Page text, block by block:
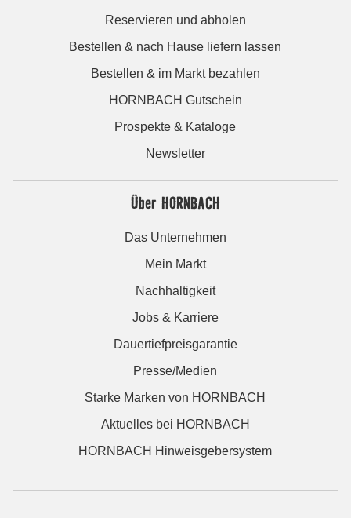
Reservieren und abholen
Bestellen & nach Hause liefern lassen
Bestellen & im Markt bezahlen
HORNBACH Gutschein
Prospekte & Kataloge
Newsletter
Über HORNBACH
Das Unternehmen
Mein Markt
Nachhaltigkeit
Jobs & Karriere
Dauertiefpreisgarantie
Presse/Medien
Starke Marken von HORNBACH
Aktuelles bei HORNBACH
HORNBACH Hinweisgebersystem